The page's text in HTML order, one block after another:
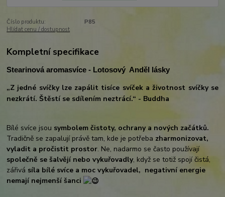
Číslo produktu:
P85
Hlídat cenu / dostupnost
Kompletní specifikace
Stearinová aromasvíce - Lotosový Anděl lásky
„Z jedné svíčky lze zapálit tisíce svíček a životnost svíčky se
nezkrátí. Štěstí se sdílením neztrácí.“ - Buddha
Bílé svíce jsou symbolem čistoty, ochrany a nových začátků.
Tradičně se zapalují právě tam, kde je potřeba zharmonizovat,
vyladit a pročistit prostor. Ne, nadarmo se často používají
společně se šalvějí nebo vykuřovadly, když se totiž spojí čistá,
zářivá síla bílé svíce a moc vykuřovadel, negativní energie
nemají nejmenší šanci